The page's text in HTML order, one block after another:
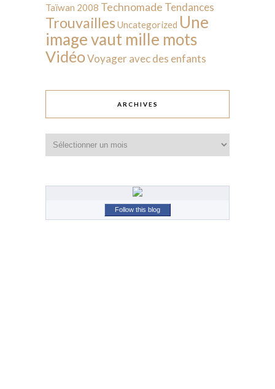
Taïwan 2008 Technomade Tendances
Trouvailles Uncategorized Une
image vaut mille mots
VidéoVoyager avec des enfants
ARCHIVES
Follow this blog